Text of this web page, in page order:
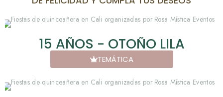
15 AÑOS - OTOÑO LILA
TEMÁTICA